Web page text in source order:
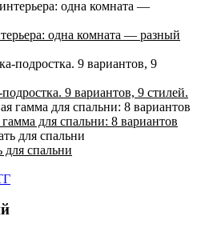
одна комната — разный
9 вариантов, 9 стилей.
для спальни: 8 вариантов
для спальни